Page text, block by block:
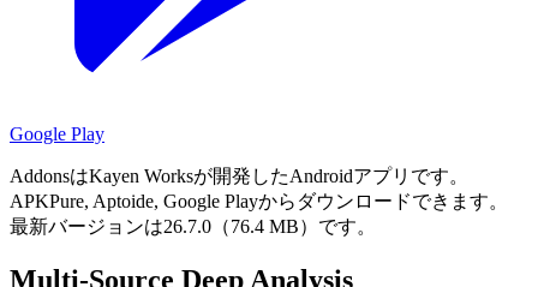
Google Play
AddonsはKayen Worksが開発したAndroidアプリです。
APKPure, Aptoide, Google Playからダウンロードできます。
最新バージョンは26.7.0（76.4 MB）です。
Multi-Source Deep Analysis